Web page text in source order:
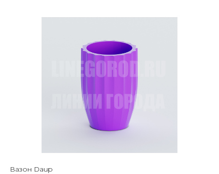
Вазон Daup